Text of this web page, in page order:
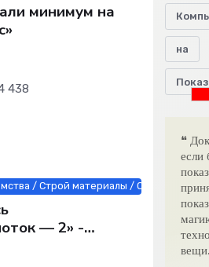
минимум на
438
/ Строй материалы /
— 2» -
на
❝
если